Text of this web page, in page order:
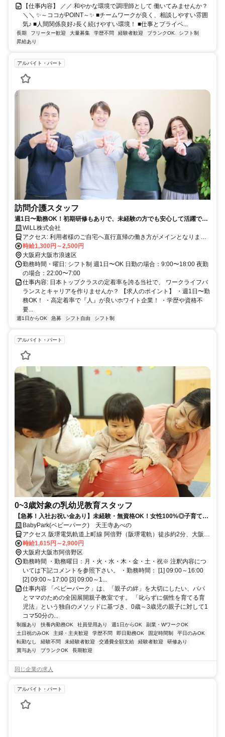
【仕事内容】 ／／ 和やかな環境で調理師として 働いてみませんか？
＼＼ ✨～ココがPOINT～✨ ■チームワークが良く、相談しやすい雰囲
気♪ ■人間関係良好♪長く続けやすい環境！ ■仕事とプライベ...
長期 フリーター歓迎 大量募集 学歴不問 経験者歓迎 ブランクOK
シフト制
昇給あり
アルバイト・パート
訪問介護スタッフ
週1日〜勤務OK！初期研修もありで、未経験の方でも安心して活躍でき
る環境です！
WiLL株式会社
アクセス: 利用者様のご自宅へ直行直帰の働き方がメインとなりま
す。
時給1,300円～2,500円
大阪府大阪市浪速区
勤務時間・曜日: シフト制 週1日〜OK 日勤の場合：9:00〜18:00 夜勤
の場合：22:00〜7:00
仕事内容: 日本トップクラスの定着率を誇る当社で、 ワークライフバ
ランスとキャリアを作りませんか？ 【求人のポイント】 ・週1日〜勤
務OK！ ・高定着率で『人』が良いホワイト企業！ ・学歴や資格不
要...
週1日からOK 急募 シフト自由 シフト制
アルバイト・パート
0~3歳対象の乳幼児教育スタッフ
【急募！入社お祝い金あり】未経験・無資格OK！女性100%◎子育て経
験活かせる乳幼児教育スタッフ
BabyPark(ベビーパーク) 天王寺あべの
アクセス 阪堺電気軌道上町線 阿倍野（阪堺電軌）徒歩約2分、大阪市
営谷町線 阿倍野（大阪市営）7番口徒歩約2分、近鉄南大阪線 大阪阿
部野橋南口徒歩約7分
時給1,615円～2,900円
大阪府大阪市阿倍野区
勤務時間 ・勤務曜日：月・火・水・木・金・土・祝※ 注釈内容につ
いては下記コメントを参照下さい。 ・勤務時間： [1] 09:00～16:00
[2] 09:00～17:00 [3] 09:00～1...
仕事内容 「ベビーパーク」は、「親子の絆」を大切にしたい、パパ
とママのための全国展開親子教室です。 「叱らずに個性を育てる育
児法」という独自のメソッドに基づき、0歳～3歳児の親子に対して1
コマ50分の...
制服あり 扶養内勤務OK 社員登用あり 週1日からOK
副業・WワークOK
土日祝のみOK
主婦・主夫歓迎 学歴不問 即日勤務OK 固定時間制
平日のみOK
転勤なし
経験不問 未経験者歓迎 交通費全額支給 経験者歓迎
研修あり
賞与あり
ブランクOK 長期歓迎
同じ企業の求人
アルバイト・パート